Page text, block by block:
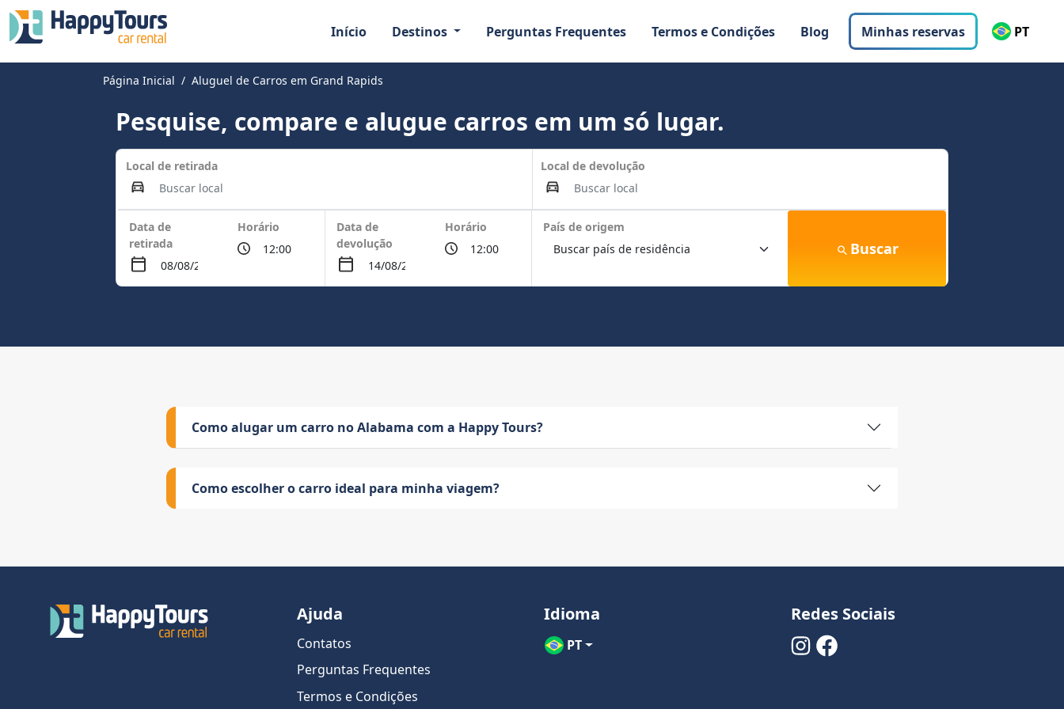
Início Destinos Perguntas Frequentes Termos e Condições Blog Minhas reservas PT
Página Inicial Aluguel de Carros em Grand Rapids
Pesquise, compare e alugue carros em um só lugar.
Local de retirada Local de devolução
Data de
retirada
Horário
Data de
devolução
Horário País de origem
Buscar
Como alugar um carro no Alabama com a Happy Tours?
Como escolher o carro ideal para minha viagem?
Ajuda
Contatos
Perguntas Frequentes
Termos e Condições
Idioma
PT
Redes Sociais